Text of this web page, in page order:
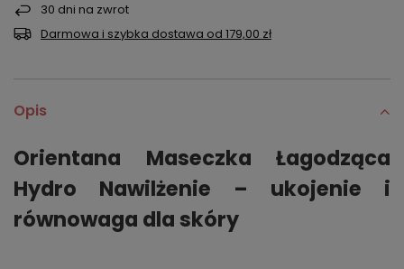
30 dni na zwrot
Darmowa i szybka dostawa od 179,00 zł
Opis
Orientana Maseczka Łagodząca
Hydro Nawilżenie – ukojenie i
równowaga dla skóry